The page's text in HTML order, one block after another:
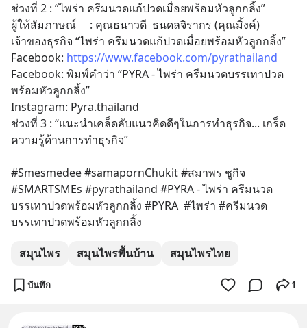
ช่วงที่ 2 : “ไพร่า ครีมนวดแก้ปวดเมื่อยพร้อมหัวลูกกลิ้ง”
ผู้ให้สัมภาษณ์     : คุณธนาวดี  ธนดลจิรากร (คุณมิ้งค์)
เจ้าของธุรกิจ “ไพร่า ครีมนวดแก้ปวดเมื่อยพร้อมหัวลูกกลิ้ง”
Facebook: https://www.facebook.com/pyrathailand
Facebook: พิมพ์คำว่า “PYRA - ไพร่า ครีมนวดบรรเทาปวด
พร้อมหัวลูกกลิ้ง”
Instagram: Pyra.thailand
ช่วงที่ 3 : “แนะนำเคล็ดลับแนวคิดดีๆในการทำธุรกิจ... เกร็ด
ความรู้ด้านการทำธุรกิจ”
#Smesmedee #samapornChukit #สมาพร ชูกิจ
#SMARTSMEs #pyrathailand #PYRA - ไพร่า ครีมนวด
บรรเทาปวดพร้อมหัวลูกกลิ้ง #PYRA  #ไพร่า #ครีมนวด
บรรเทาปวดพร้อมหัวลูกกลิ้ง
สมุนไพร สมุนไพรพื้นบ้าน สมุนไพรไทย
บันทึก 1